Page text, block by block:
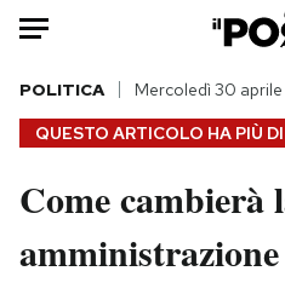
HOME
Italia
Politica
QUESTO ARTICOLO HA PIÙ DI
POLITICA Mercoledì 30
Come cambierà
amministrazione